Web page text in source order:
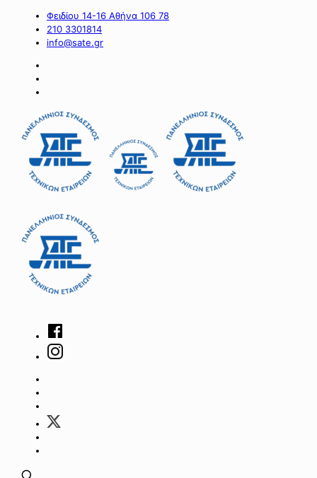
Φειδίου 14-16 Αθήνα 106 78
210 3301814
info@sate.gr